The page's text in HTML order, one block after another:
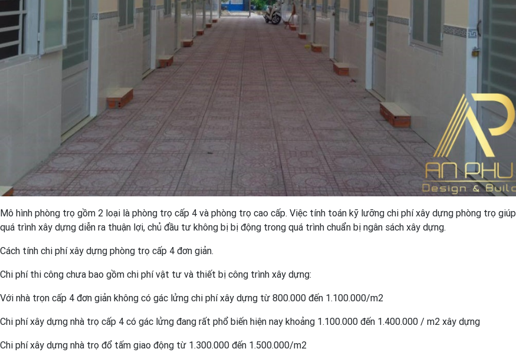
Mô hình phòng trọ gồm 2 loại là phòng trọ cấp 4 và phòng trọ cao cấp. Việc tính toán kỹ lưỡng chi phí xây dựng phòng trọ giúp
quá trình xây dựng diễn ra thuận lợi, chủ đầu tư không bị bị động trong quá trình chuẩn bị ngân sách xây dựng.
Cách tính chi phí xây dựng phòng trọ cấp 4 đơn giản.
Chi phí thi công chưa bao gồm chi phí vật tư và thiết bị công trình xây dựng:
Với nhà trọn cấp 4 đơn giản không có gác lửng chi phí xây dựng từ 800.000 đến 1.100.000/m2
Chi phí xây dựng nhà trọ cấp 4 có gác lửng đang rất phổ biến hiện nay khoảng 1.100.000 đến 1.400.000 / m2 xây dựng
Chi phí xây dựng nhà trọ đổ tấm giao động từ 1.300.000 đến 1.500.000/m2